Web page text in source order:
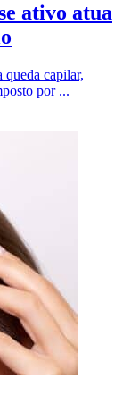
ativo atua
capilar,
por ...